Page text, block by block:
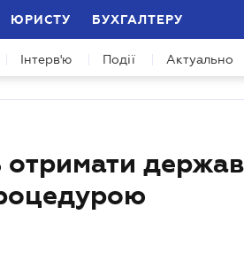
ЮРИСТУ БУХГАЛТЕРУ
Інтерв'ю Події Актуально